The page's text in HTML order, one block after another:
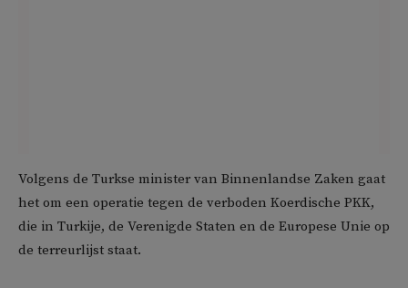
Volgens de Turkse minister van Binnenlandse Zaken gaat
het om een operatie tegen de verboden Koerdische PKK,
die in Turkije, de Verenigde Staten en de Europese Unie op
de terreurlijst staat.